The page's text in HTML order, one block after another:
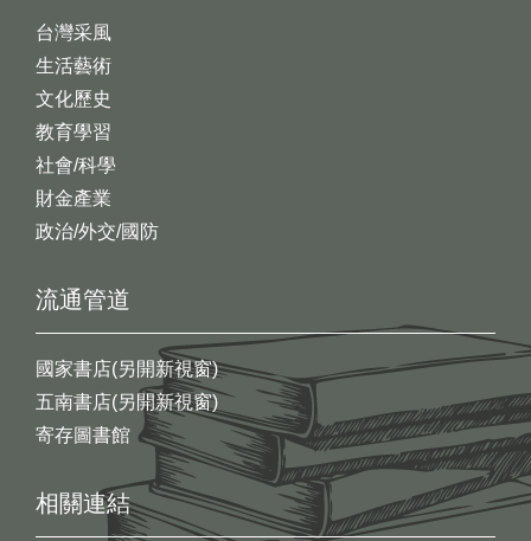
台灣采風
生活藝術
文化歷史
教育學習
社會/科學
財金產業
政治/外交/國防
流通管道
國家書店(另開新視窗)
五南書店(另開新視窗)
寄存圖書館
相關連結